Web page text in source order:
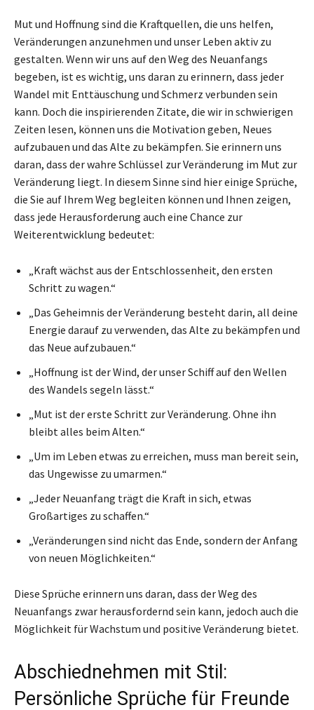
Mut und Hoffnung sind die Kraftquellen, die uns helfen,
Veränderungen anzunehmen und unser Leben aktiv zu
gestalten. Wenn wir uns auf den Weg des Neuanfangs
begeben, ist es wichtig, uns daran zu erinnern, dass jeder
Wandel mit Enttäuschung und Schmerz verbunden sein
kann. Doch die inspirierenden Zitate, die wir in schwierigen
Zeiten lesen, können uns die Motivation geben, Neues
aufzubauen und das Alte zu bekämpfen. Sie erinnern uns
daran, dass der wahre Schlüssel zur Veränderung im Mut zur
Veränderung liegt. In diesem Sinne sind hier einige Sprüche,
die Sie auf Ihrem Weg begleiten können und Ihnen zeigen,
dass jede Herausforderung auch eine Chance zur
Weiterentwicklung bedeutet:
„Kraft wächst aus der Entschlossenheit, den ersten
Schritt zu wagen.“
„Das Geheimnis der Veränderung besteht darin, all deine
Energie darauf zu verwenden, das Alte zu bekämpfen und
das Neue aufzubauen.“
„Hoffnung ist der Wind, der unser Schiff auf den Wellen
des Wandels segeln lässt.“
„Mut ist der erste Schritt zur Veränderung. Ohne ihn
bleibt alles beim Alten.“
„Um im Leben etwas zu erreichen, muss man bereit sein,
das Ungewisse zu umarmen.“
„Jeder Neuanfang trägt die Kraft in sich, etwas
Großartiges zu schaffen.“
„Veränderungen sind nicht das Ende, sondern der Anfang
von neuen Möglichkeiten.“
Diese Sprüche erinnern uns daran, dass der Weg des
Neuanfangs zwar herausfordernd sein kann, jedoch auch die
Möglichkeit für Wachstum und positive Veränderung bietet.
Abschiednehmen mit Stil:
Persönliche Sprüche für Freunde